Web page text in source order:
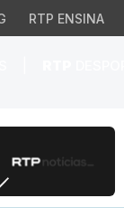
RTP ENSINA